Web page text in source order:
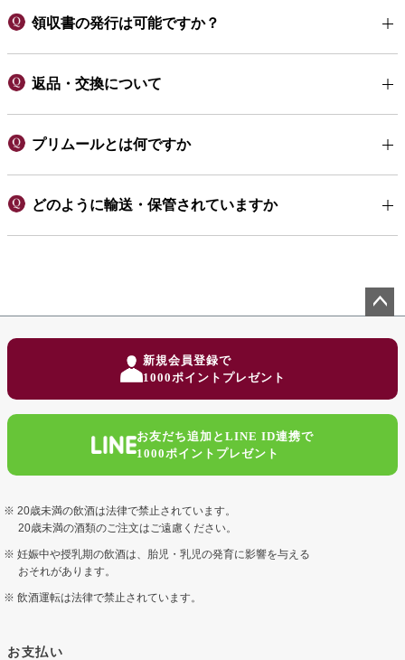
領収書の発行は可能ですか？
返品・交換について
プリムールとは何ですか
どのように輸送・保管されていますか
新規会員登録で
1000ポイントプレゼント
お友だち追加とLINE ID連携で
1000ポイントプレゼント
20歳未満の飲酒は法律で禁止されています。
20歳未満の酒類のご注文はご遠慮ください。
妊娠中や授乳期の飲酒は、胎児・乳児の発育に影響を与える
おそれがあります。
飲酒運転は法律で禁止されています。
お支払い